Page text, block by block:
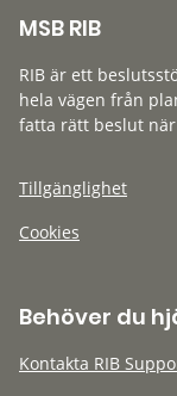
MSB RIB
RIB är ett
hela vägen från
fatta rätt beslut
Tillgänglighet
Cookies
Behöver du
Kontakta RIB